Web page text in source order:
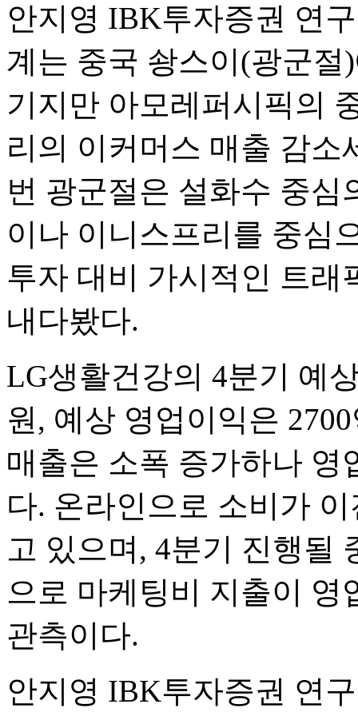
안지영 IBK투자증권 연
계는 중국 솽스이(광군
기지만 아모레퍼시픽의
리의 이커머스 매출 감
번 광군절은 설화수 중
이나 이니스프리를 중심
투자 대비 가시적인 트
내다봤다.
LG생활건강의 4분기 예
원, 예상 영업이익은
매출은 소폭 증가하나 영
다. 온라인으로 소비가
고 있으며, 4분기 진행될
으로 마케팅비 지출이 영
관측이다.
안지영 IBK투자증권 연